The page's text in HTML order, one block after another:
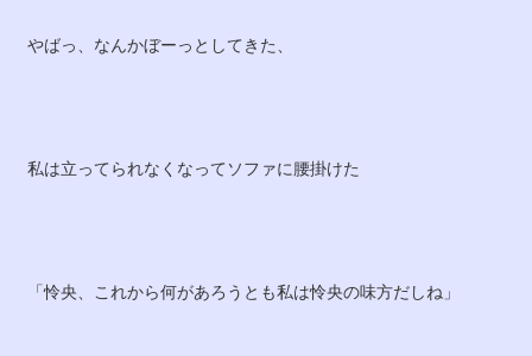
やばっ、なんかぼーっとしてきた、
私は立ってられなくなってソファに腰掛けた
「怜央、これから何があろうとも私は怜央の味方だしね」